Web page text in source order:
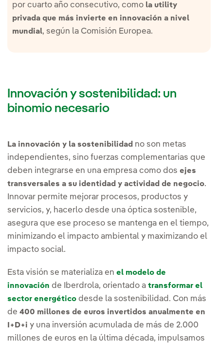
por cuarto año consecutivo, como la utility
privada que más invierte en innovación a nivel
mundial, según la Comisión Europea.
Innovación y sostenibilidad: un
binomio necesario
La innovación y la sostenibilidad no son metas
independientes, sino fuerzas complementarias que
deben integrarse en una empresa como dos ejes
transversales a su identidad y actividad de negocio.
Innovar permite mejorar procesos, productos y
servicios, y, hacerlo desde una óptica sostenible,
asegura que ese proceso se mantenga en el tiempo,
minimizando el impacto ambiental y maximizando el
impacto social.
Esta visión se materializa en el modelo de
innovación de Iberdrola, orientado a transformar el
sector energético desde la sostenibilidad. Con más
de 400 millones de euros invertidos anualmente en
I+D+i y una inversión acumulada de más de 2.000
millones de euros en la última década, impulsamos